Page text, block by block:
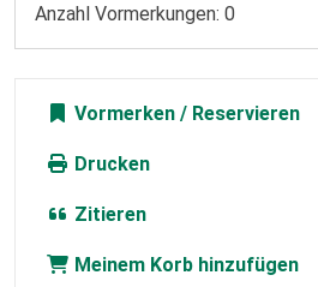
Anzahl Vormerkungen: 0
Vormerken
Drucken
Zitieren
Meinem Korb hinzufügen